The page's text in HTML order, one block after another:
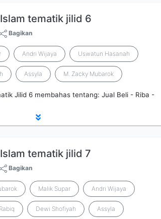
tematik jilid 6
Bagikan
Andri Wijaya Uswatun Hasanah
Assyla M. Zacky Mubarok
Jilid 6 membahas tentang: Jual Beli - Riba -
tematik jilid 7
Bagikan
Malik Supar Andri Wijaya
Dewi Shofiyah Assyla